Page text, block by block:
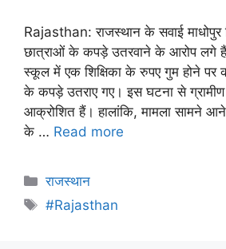
Rajasthan: राजस्थान के सवाई
छात्राओं के कपड़े उतरवाने के आरोप लगे
स्कूल में एक शिक्षिका के रुपए गुम होने
के कपड़े उतराए गए। इस घटना से
आक्रोशित हैं। हालांकि, मामला सामने
के … Read more
राजस्थान
#Rajasthan